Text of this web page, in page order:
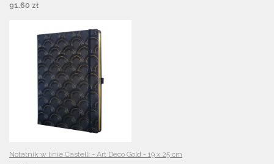
91.60 zł
Notatnik w linie Castelli - Art Deco Gold - 19 x 25 cm